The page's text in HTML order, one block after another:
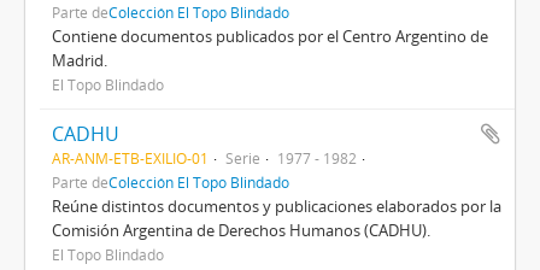
Parte deColección El Topo Blindado
Contiene documentos publicados por el Centro Argentino de
Madrid.
El Topo Blindado
CADHU
AR-ANM-ETB-EXILIO-01 Serie
1977 - 1982
Parte deColección El Topo Blindado
Reúne distintos documentos y publicaciones elaborados por la
Comisión Argentina de Derechos Humanos (CADHU).
El Topo Blindado